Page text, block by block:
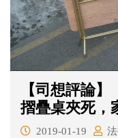
【司想評論
摺疊桌夾死，
2019-01-19